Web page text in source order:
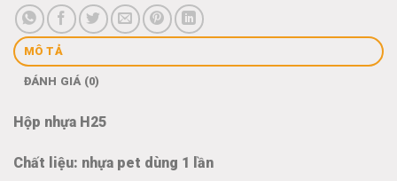
MÔ TẢ
ĐÁNH GIÁ (0)
Hộp nhựa H25
Chất liệu: nhựa pet dùng 1 lần